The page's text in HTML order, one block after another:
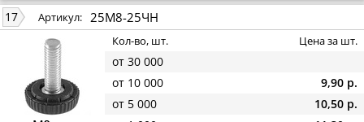
17 Артикул: 25М8-25ЧН
Кол-во, шт. Цена за шт.
от 30 000
от 10 000
9,90 р.
от 5 000
10,50 р.